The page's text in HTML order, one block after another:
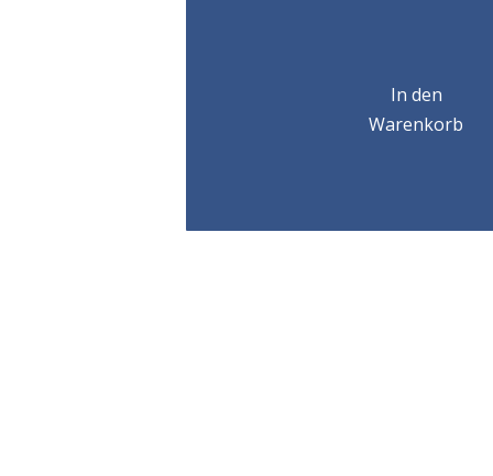
In den
Warenkorb